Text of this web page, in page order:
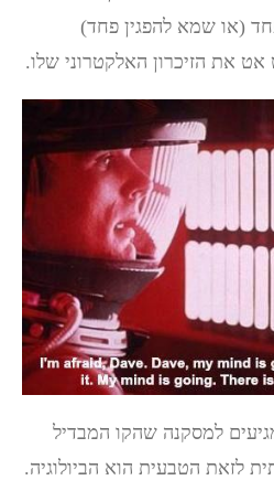
(או שמא להפגין פחד)
את הזיכרון האלקטרוני שלו.
למסקנה שהקו המבדיל
לזאת הטבעית הוא הביולוגיה.